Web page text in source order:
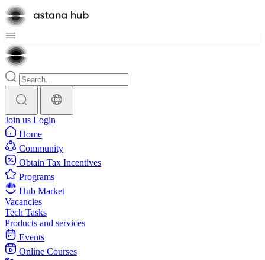
Join us Login
Home
Community
Obtain Tax Incentives
Programs
Hub Market
Vacancies
Tech Tasks
Products and services
Events
Online Courses